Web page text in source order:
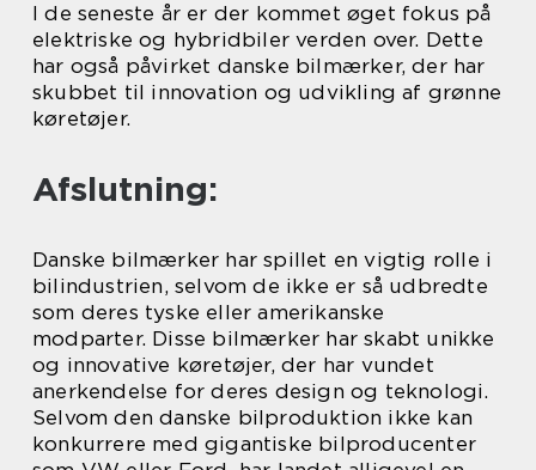
I de seneste år er der kommet øget fokus på
elektriske og hybridbiler verden over. Dette
har også påvirket danske bilmærker, der har
skubbet til innovation og udvikling af grønne
køretøjer.
Afslutning:
Danske bilmærker har spillet en vigtig rolle i
bilindustrien, selvom de ikke er så udbredte
som deres tyske eller amerikanske
modparter. Disse bilmærker har skabt unikke
og innovative køretøjer, der har vundet
anerkendelse for deres design og teknologi.
Selvom den danske bilproduktion ikke kan
konkurrere med gigantiske bilproducenter